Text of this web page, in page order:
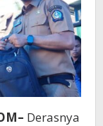
Derasnya